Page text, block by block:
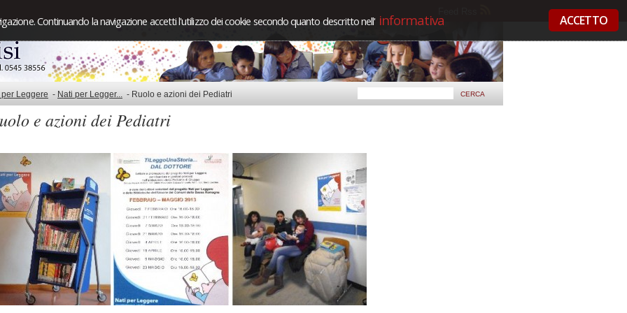
Continuando la navigazione accetti l'utilizzo dei cookie secondo quanto descritto nell' informativa ACCETTO
Leggere - Nati per Legger... - Ruolo e azioni dei Pediatri
e azioni dei Pediatri